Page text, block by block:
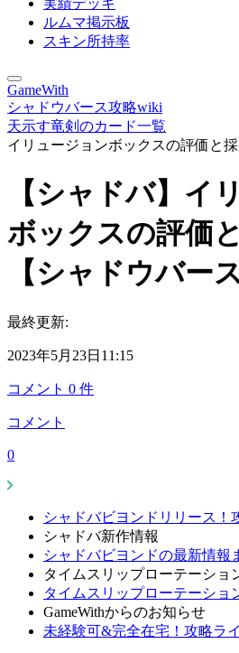
実績デッキ
ルムマ掲示板
スキン所持率
GameWith
シャドウバース攻略wiki
天示す竜剣のカード一覧
イリュージョンボックスの評価と
【シャドバ】イ
ボックスの評価
【シャドウバース
最終更新:
2023年5月23日11:15
コメント 0 件
コメント
0
シャドバビヨンドリリース！
シャドバ新作情報
シャドバビヨンドの最新情報
タイムスリップローテーショ
タイムスリップローテーショ
GameWithからのお知らせ
未経験可&完全在宅！攻略ラ